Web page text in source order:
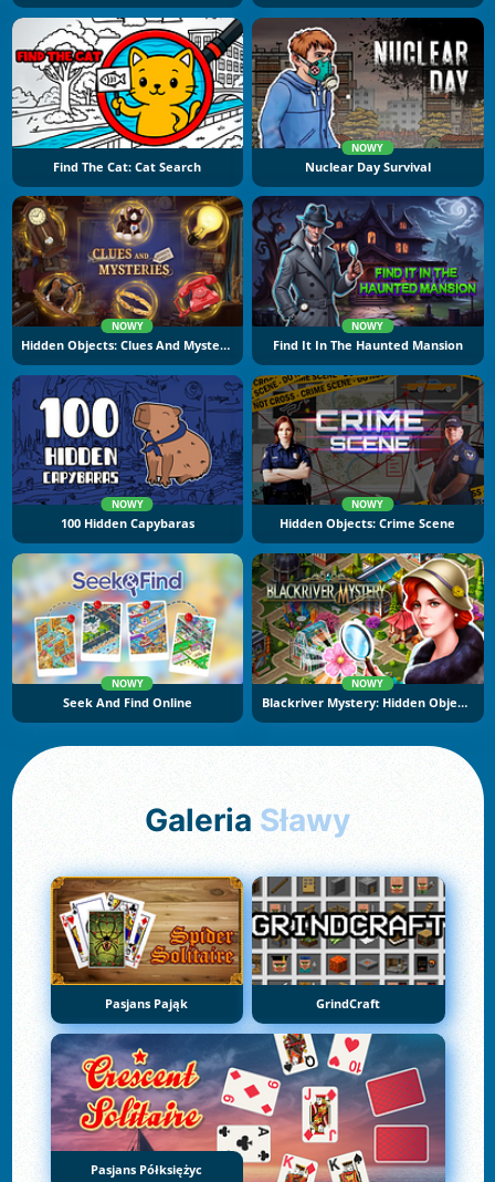
Find The Cat: Cat Search
NOWY
Nuclear Day Survival
NOWY
Hidden Objects: Clues And Mysteries
NOWY
Find It In The Haunted Mansion
NOWY
100 Hidden Capybaras
NOWY
Hidden Objects: Crime Scene
NOWY
Seek And Find Online
NOWY
Blackriver Mystery: Hidden Objects
Galeria Sławy
Pasjans Pająk GrindCraft
Pasjans Półksiężyc